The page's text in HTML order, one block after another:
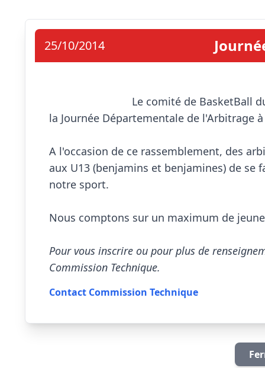
25/10/2014
Le comité
la Journée Départementale de l'Arbitrage
A l'occasion de ce rassemblement, des
aux U13 (benjamins et benjamines) de
notre sport.
Nous comptons sur un maximum de
Pour vous inscrire ou pour plus de
Commission Technique.
Contact Commission Technique